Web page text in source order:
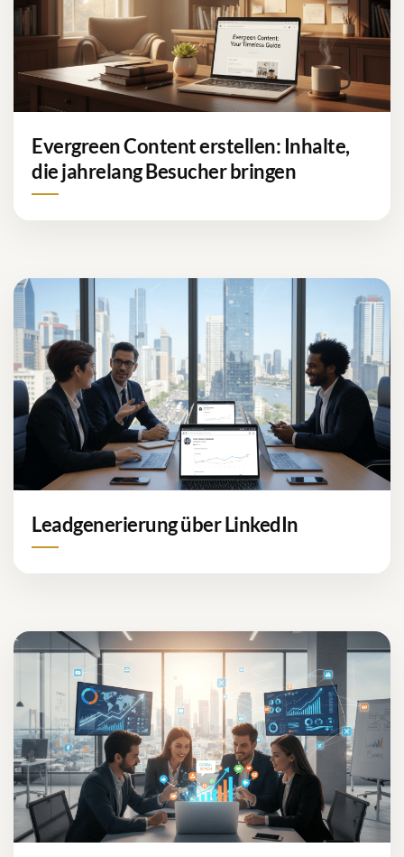
Evergreen Content erstellen: Inhalte,
die jahrelang Besucher bringen
Leadgenerierung über LinkedIn